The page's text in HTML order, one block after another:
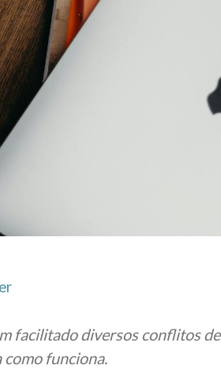
facilitado diversos conflitos de
como funciona.